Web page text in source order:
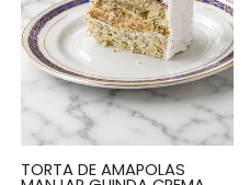
TORTA DE AMAPOLAS